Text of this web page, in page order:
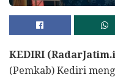
KEDIRI
(Pemkab) Kediri